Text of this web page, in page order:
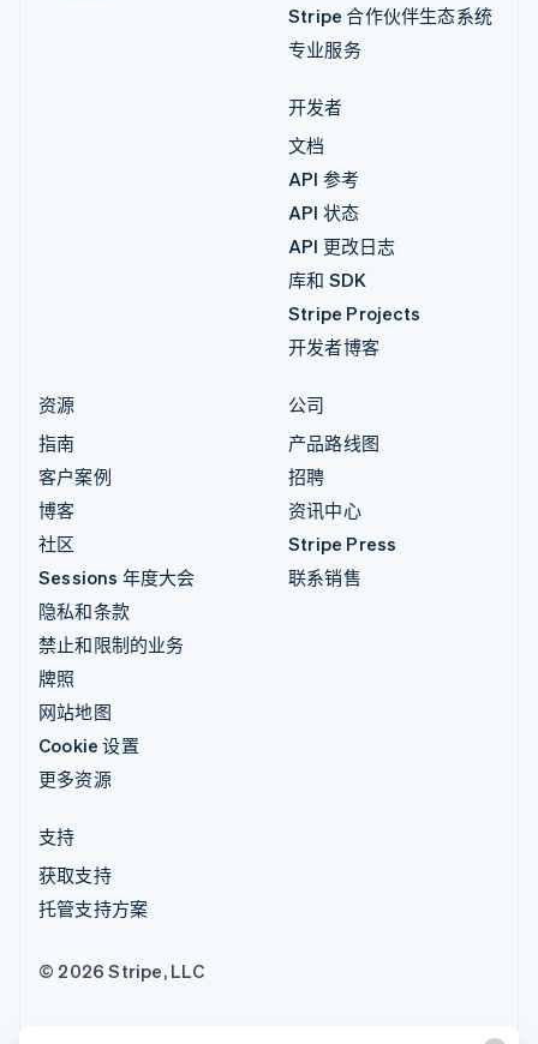
Stripe 合作伙伴生态系统
专业服务
开发者
文档
API 参考
API 状态
API 更改日志
库和 SDK
Stripe Projects
开发者博客
资源
指南
客户案例
博客
社区
Sessions 年度大会
隐私和条款
禁止和限制的业务
牌照
网站地图
Cookie 设置
更多资源
公司
产品路线图
招聘
资讯中心
Stripe Press
联系销售
支持
获取支持
托管支持方案
© 2026 Stripe, LLC